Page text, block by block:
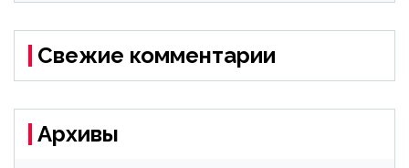
Свежие комментарии
Архивы